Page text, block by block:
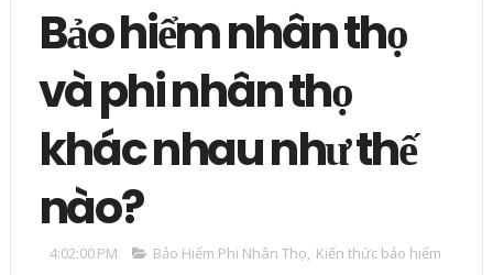
Bảo hiểm nhân thọ
và phi nhân thọ
khác nhau như thế
nào?
4:02:00 PM Bảo Hiểm Phi Nhân Thọ, Kiến thức bảo hiểm